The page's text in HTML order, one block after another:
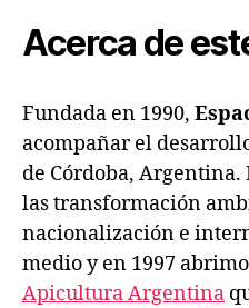
Acerca de
Fundada en 1990,
acompañar el
de Córdoba,
las transformación
nacionalización e
medio y en 1997
Apicultura Argentina